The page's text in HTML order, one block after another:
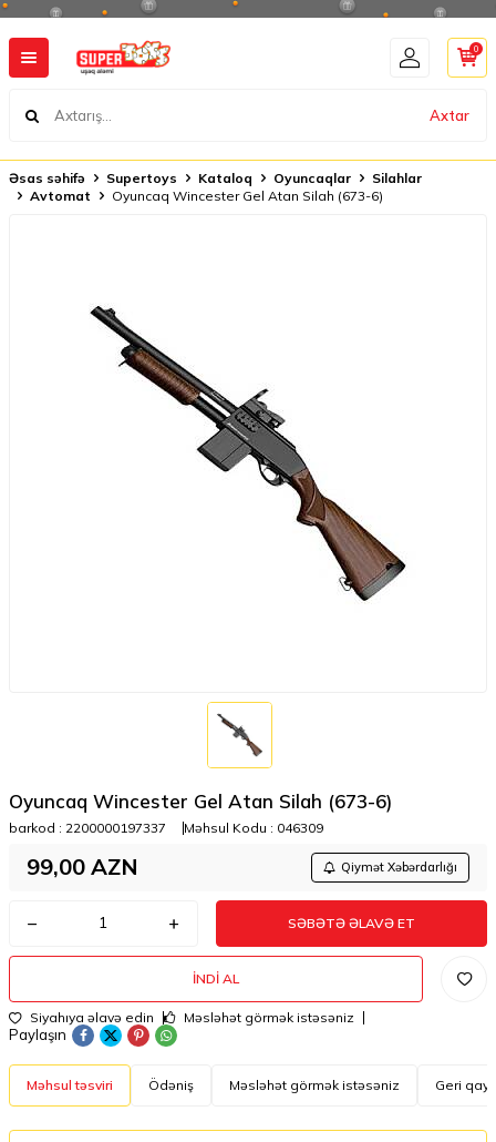
Axtar
0
Əsas səhifə Supertoys Kataloq Oyuncaqlar
Silahlar
Avtomat
Oyuncaq Wincester Gel Atan Silah (673-6)
Oyuncaq Wincester Gel Atan Silah (673-6)
barkod : 2200000197337 Məhsul Kodu : 046309
99,00 AZN Qiymət Xəbərdarlığı
SƏBƏTƏ ƏLAVƏ ET
İNDI AL
Siyahıya əlavə edin Məsləhət görmək istəsəniz
Paylaşın
Məhsul təsviri Ödəniş Məsləhət görmək istəsəniz Geri